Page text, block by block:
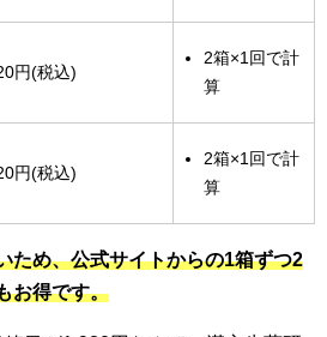
円(税込)
2箱×1回で計
算
円(税込)
2箱×1回で計
算
ため、公式サイトからの1箱ずつ2
お得です。